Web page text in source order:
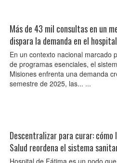
Más de 43 mil consultas en un
dispara la demanda en el
En un contexto nacional marcado
de programas esenciales, el
Misiones enfrenta una demanda
semestre de 2025, las... ...
Descentralizar para curar: cómo
Salud reordena el sistema
Hospital de Fátima es un nodo